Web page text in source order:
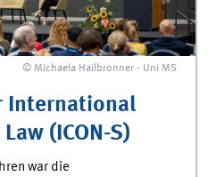
© Michaela Hailbronner - Uni MS
International
(ICON-S)
war die